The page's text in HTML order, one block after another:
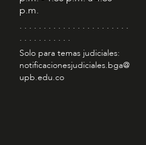
p.m.
. . . . . . . . . . . . . . . . . . . . . . .
. . . . . . . . . . .
Solo para temas judiciales:
notificacionesjudiciales.bga@
upb.edu.co